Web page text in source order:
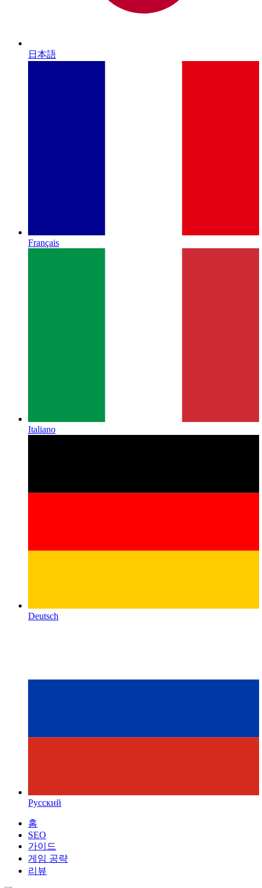
日本語
Français
Italiano
Deutsch
Русский
홈
SEO
가이드
게임 공략
리뷰